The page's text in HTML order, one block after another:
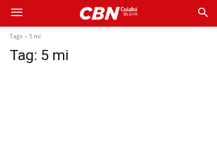
Tags 5 mi
Tag: 5 mi